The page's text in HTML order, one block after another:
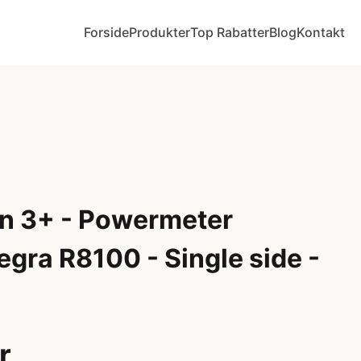
ForsideProdukterTop RabatterBlogKontakt
3+ - Powermeter
R8100 - Single side -